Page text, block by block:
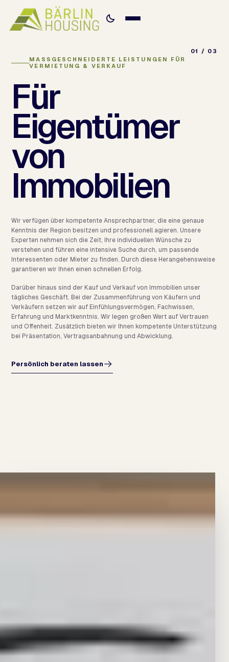
01 / 03
MASSGESCHNEIDERTE LEISTUNGEN FÜR V
ERMIETUNG & VERKAUF
Für
Eigentümer
von
Immobilien
Wir verfügen über kompetente Ansprechpartner, die eine genaue
Kenntnis der Region besitzen und professionell agieren. Unsere
Experten nehmen sich die Zeit, Ihre individuellen Wünsche zu
verstehen und führen eine intensive Suche durch, um passende
Interessenten oder Mieter zu finden. Durch diese Herangehensweise
garantieren wir Ihnen einen schnellen Erfolg.
Darüber hinaus sind der Kauf und Verkauf von Immobilien unser
tägliches Geschäft. Bei der Zusammenführung von Käufern und
Verkäufern setzen wir auf Einfühlungsvermögen, Fachwissen,
Erfahrung und Marktkenntnis. Wir legen großen Wert auf Vertrauen
und Offenheit. Zusätzlich bieten wir Ihnen kompetente Unterstützung
bei Präsentation, Vertragsanbahnung und Abwicklung.
Persönlich beraten lassen